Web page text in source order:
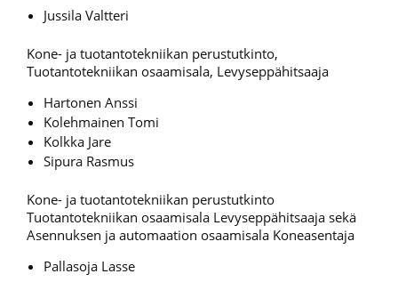
Jussila Valtteri
Kone- ja tuotantotekniikan perustutkinto,
Tuotantotekniikan osaamisala, Levyseppähitsaaja
Hartonen Anssi
Kolehmainen Tomi
Kolkka Jare
Sipura Rasmus
Kone- ja tuotantotekniikan perustutkinto
Tuotantotekniikan osaamisala Levyseppähitsaaja sekä
Asennuksen ja automaation osaamisala Koneasentaja
Pallasoja Lasse